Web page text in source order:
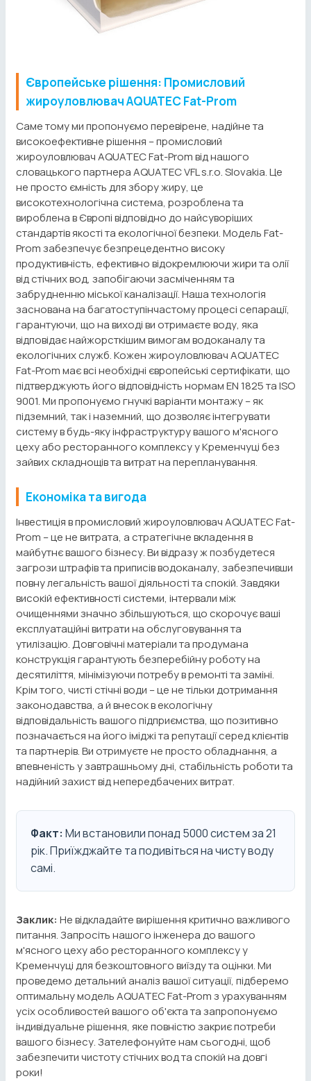
Європейське рішення: Промисловий
жироуловлювач AQUATEC Fat-Prom
Саме тому ми пропонуємо перевірене, надійне та
високоефективне рішення – промисловий
жироуловлювач AQUATEC Fat-Prom від нашого
словацького партнера AQUATEC VFL s.r.o. Slovakia. Це
не просто ємність для збору жиру, це
високотехнологічна система, розроблена та
вироблена в Європі відповідно до найсуворіших
стандартів якості та екологічної безпеки. Модель Fat-
Prom забезпечує безпрецедентно високу
продуктивність, ефективно відокремлюючи жири та олії
від стічних вод, запобігаючи засміченням та
забрудненню міської каналізації. Наша технологія
заснована на багатоступінчастому процесі сепарації,
гарантуючи, що на виході ви отримаєте воду, яка
відповідає найжорсткішим вимогам водоканалу та
екологічних служб. Кожен жироуловлювач AQUATEC
Fat-Prom має всі необхідні європейські сертифікати, що
підтверджують його відповідність нормам EN 1825 та ISO
9001. Ми пропонуємо гнучкі варіанти монтажу – як
підземний, так і наземний, що дозволяє інтегрувати
систему в будь-яку інфраструктуру вашого м'ясного
цеху або ресторанного комплексу у Кременчуці без
зайвих складнощів та витрат на перепланування.
Економіка та вигода
Інвестиція в промисловий жироуловлювач AQUATEC Fat-
Prom – це не витрата, а стратегічне вкладення в
майбутнє вашого бізнесу. Ви відразу ж позбудетеся
загрози штрафів та приписів водоканалу, забезпечивши
повну легальність вашої діяльності та спокій. Завдяки
високій ефективності системи, інтервали між
очищеннями значно збільшуються, що скорочує ваші
експлуатаційні витрати на обслуговування та
утилізацію. Довговічні матеріали та продумана
конструкція гарантують безперебійну роботу на
десятиліття, мінімізуючи потребу в ремонті та заміні.
Крім того, чисті стічні води – це не тільки дотримання
законодавства, а й внесок в екологічну
відповідальність вашого підприємства, що позитивно
позначається на його іміджі та репутації серед клієнтів
та партнерів. Ви отримуєте не просто обладнання, а
впевненість у завтрашньому дні, стабільність роботи та
надійний захист від непередбачених витрат.
Факт: Ми встановили понад 5000 систем за 21
рік. Приїжджайте та подивіться на чисту воду
самі.
Заклик: Не відкладайте вирішення критично важливого
питання. Запросіть нашого інженера до вашого
м'ясного цеху або ресторанного комплексу у
Кременчуці для безкоштовного виїзду та оцінки. Ми
проведемо детальний аналіз вашої ситуації, підберемо
оптимальну модель AQUATEC Fat-Prom з урахуванням
усіх особливостей вашого об'єкта та запропонуємо
індивідуальне рішення, яке повністю закриє потреби
вашого бізнесу. Зателефонуйте нам сьогодні, щоб
забезпечити чистоту стічних вод та спокій на довгі
роки!